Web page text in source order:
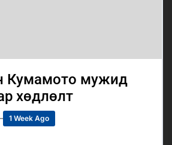
Кумамото мужид
хөдлөлт
1 Week Ago